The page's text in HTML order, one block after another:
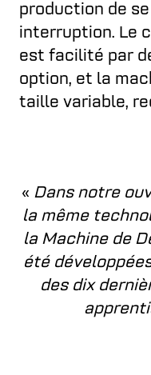
production de
interruption. Le
est facilité par
option, et la
taille variable,
« Dans notre
la même
la Machine de
été
des dix